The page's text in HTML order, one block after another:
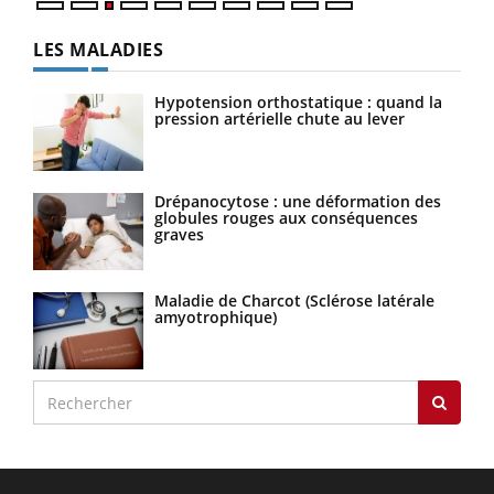
LES MALADIES
Hypotension orthostatique : quand la
pression artérielle chute au lever
Drépanocytose : une déformation des
globules rouges aux conséquences
graves
Maladie de Charcot (Sclérose latérale
amyotrophique)